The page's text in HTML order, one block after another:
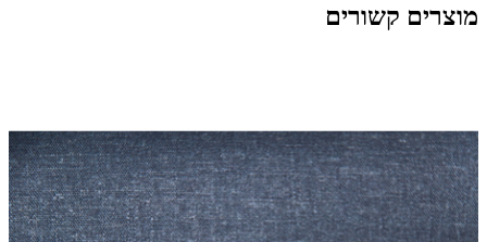
מוצרים קשורים